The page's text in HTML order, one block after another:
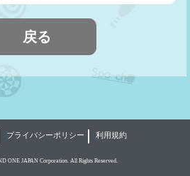
戻る
プライバシーポリシー 利用規約
ONE JAPAN Corporation. All Rights Reserved.